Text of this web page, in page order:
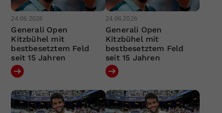
24.06.2026
Generali Open
Kitzbühel mit
bestbesetztem Feld
seit 15 Jahren
24.06.2026
Generali Open
Kitzbühel mit
bestbesetztem Feld
seit 15 Jahren